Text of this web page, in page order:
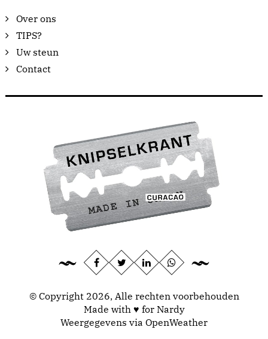
Over ons
TIPS?
Uw steun
Contact
© Copyright 2026, Alle rechten voorbehouden
Made with ♥ for Nardy
Weergegevens via OpenWeather